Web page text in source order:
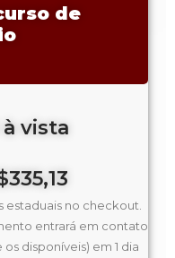
de
vista
estaduais no checkout.
entrará em contato
disponíveis) em 1 dia